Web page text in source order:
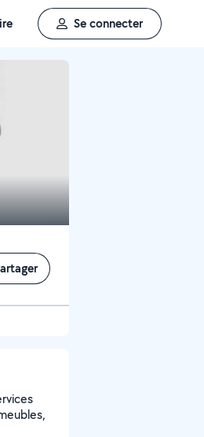
Se connecter
Partager